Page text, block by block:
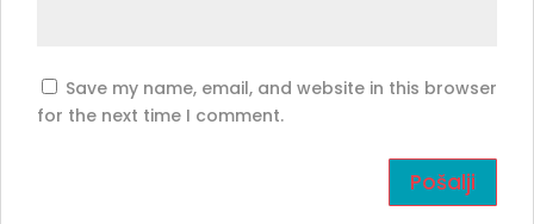
Save my name, email, and website in this browser
for the next time I comment.